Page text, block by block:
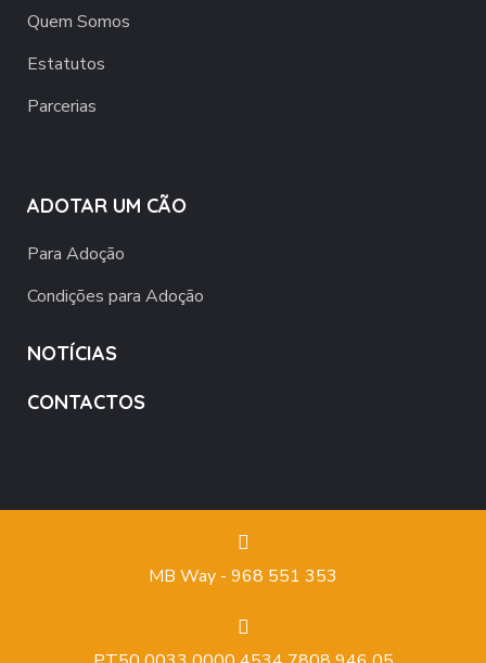
Quem Somos
Estatutos
Parcerias
ADOTAR UM CÃO
Para Adoção
Condições para Adoção
NOTÍCIAS
CONTACTOS
MB Way - 968 551 353